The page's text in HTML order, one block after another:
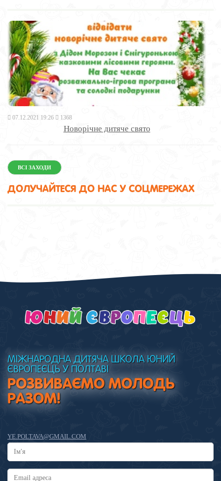
07.12.2021 19:26 1368
Новорічне дитяче свято
ВСІ ЗАХОДИ
ДОЛУЧАЙТЕСЯ ДО НАС У СОЦМЕРЕЖАХ
МІЖНАРОДНА ДИТЯЧА ШКОЛА ЮНИЙ
ЄВРОПЕЄЦЬ У ПОЛТАВІ
РОЗВИВАЄМО МОЛОДЬ
РАЗОМ!
YE.POLTAVA@GMAIL.COM